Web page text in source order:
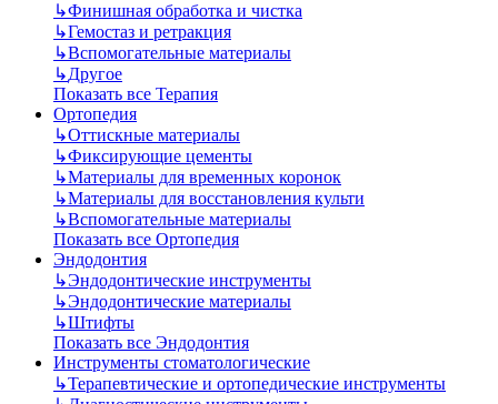
↳Финишная обработка и чистка
↳Гемостаз и ретракция
↳Вспомогательные материалы
↳Другое
Показать все Терапия
Ортопедия
↳Оттискные материалы
↳Фиксирующие цементы
↳Материалы для временных коронок
↳Материалы для восстановления культи
↳Вспомогательные материалы
Показать все Ортопедия
Эндодонтия
↳Эндодонтические инструменты
↳Эндодонтические материалы
↳Штифты
Показать все Эндодонтия
Инструменты стоматологические
↳Терапевтические и ортопедические инструменты